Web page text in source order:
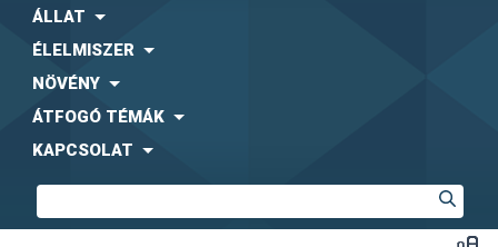
ÁLLAT
ÉLELMISZER
NÖVÉNY
ÁTFOGÓ TÉMÁK
KAPCSOLAT